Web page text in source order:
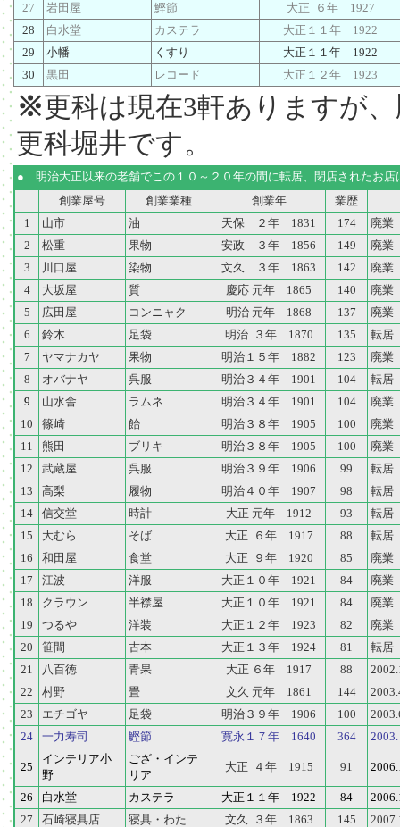
27
岩田屋 鰹節
大正 ６年 1927
28
白水堂 カステラ
大正１１年 1922
29
小幡 くすり
大正１１年 1922
30
黒田 レコード 大正１２年 1923
※更科は現在3軒ありますが
更科堀井です。
● 明治大正以来の老舗でこの１０～２０年の間に転居、閉店されたお店
創業屋号
創業業種 創業年
業歴
1
山市 油 天保 ２年 1831 174
廃業
2
松重 果物 安政 ３年 1856 149
廃業
3
川口屋 染物 文久 ３年 1863 142
廃業
4
大坂屋 質 慶応 元年 1865 140
廃業
5
広田屋 コンニャク 明治 元年 1868 137
廃業
6
鈴木 足袋 明治 ３年 1870 135
転居
7
ヤマナカヤ 果物 明治１５年 1882 123
廃業
8
オバナヤ 呉服 明治３４年 1901 104
転居
9
山水舎 ラムネ 明治３４年 1901 104
廃業
10
篠崎 飴 明治３８年 1905 100
廃業
11
熊田 ブリキ 明治３８年 1905 100
廃業
12
武蔵屋 呉服 明治３９年 1906 99
転居
13
高梨 履物 明治４０年 1907 98
転居
14
信交堂 時計 大正 元年 1912 93
転居
15
大むら そば 大正 ６年 1917 88
転居
16
和田屋 食堂 大正 ９年 1920 85
廃業
17
江波 洋服 大正１０年 1921 84
廃業
18
クラウン 半襟屋 大正１０年 1921 84
廃業
19
つるや 洋装 大正１２年 1923 82
廃業
20
笹間 古本 大正１３年 1924 81 転居
21
八百徳 青果 大正 ６年 1917 88
22
村野 畳 文久 元年 1861 144
23
エチゴヤ 足袋 明治３９年 1906 100
24
一力寿司 鰹節 寛永１７年 1640 364
25
インテリア小
野
ござ・インテ
リア
大正 ４年 1915 91
26 白水堂 カステラ 大正１１年 1922 84
27
石崎寝具店 寝具・わた 文久 ３年 1863 145